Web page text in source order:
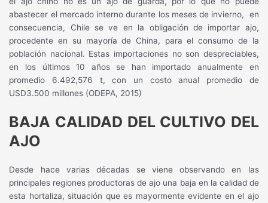
abastecer el mercado interno durante los meses de invierno,
en
consecuencia, Chile se ve en la obligación de importar ajo,
procedente en su mayoría de China, para el consumo de la
población nacional. Estas importaciones no son despreciables,
en los últimos 10 años se han importado anualmente en
promedio 6.492,576 t, con un costo anual promedio de
USD3.500 millones (ODEPA, 2015)
BAJA CALIDAD DEL CULTIVO DEL
AJO
Desde hace varias décadas se viene observando en las
principales regiones productoras de ajo una baja en la calidad de
esta hortaliza, situación que es mayormente evidente en el ajo